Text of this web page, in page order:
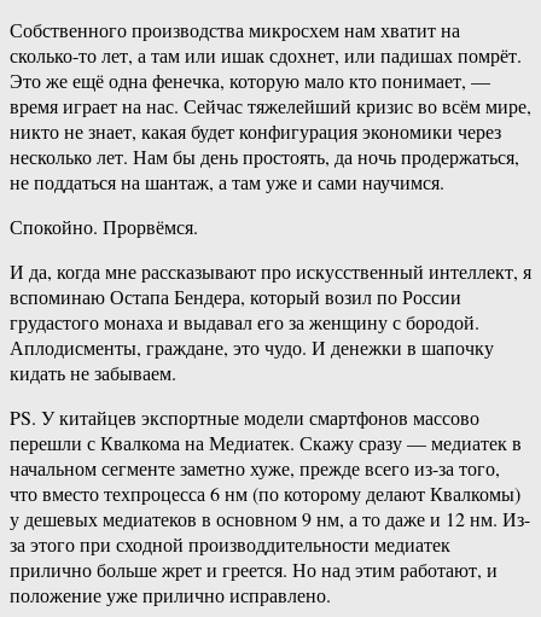
Собственного производства микросхем нам хватит на
сколько-то лет, а там или ишак сдохнет, или падишах помрёт.
Это же ещё одна фенечка, которую мало кто понимает, —
время играет на нас. Сейчас тяжелейший кризис во всём мире,
никто не знает, какая будет конфигурация экономики через
несколько лет. Нам бы день простоять, да ночь продержаться,
не поддаться на шантаж, а там уже и сами научимся.
Спокойно. Прорвёмся.
И да, когда мне рассказывают про искусственный интеллект, я
вспоминаю Остапа Бендера, который возил по России
грудастого монаха и выдавал его за женщину с бородой.
Аплодисменты, граждане, это чудо. И денежки в шапочку
кидать не забываем.
PS. У китайцев экспортные модели смартфонов массово
перешли с Квалкома на Медиатек. Скажу сразу — медиатек в
начальном сегменте заметно хуже, прежде всего из-за того,
что вместо техпроцесса 6 нм (по которому делают Квалкомы)
у дешевых медиатеков в основном 9 нм, а то даже и 12 нм. Из-
за этого при сходной производдительности медиатек
прилично больше жрет и греется. Но над этим работают, и
положение уже прилично исправлено.